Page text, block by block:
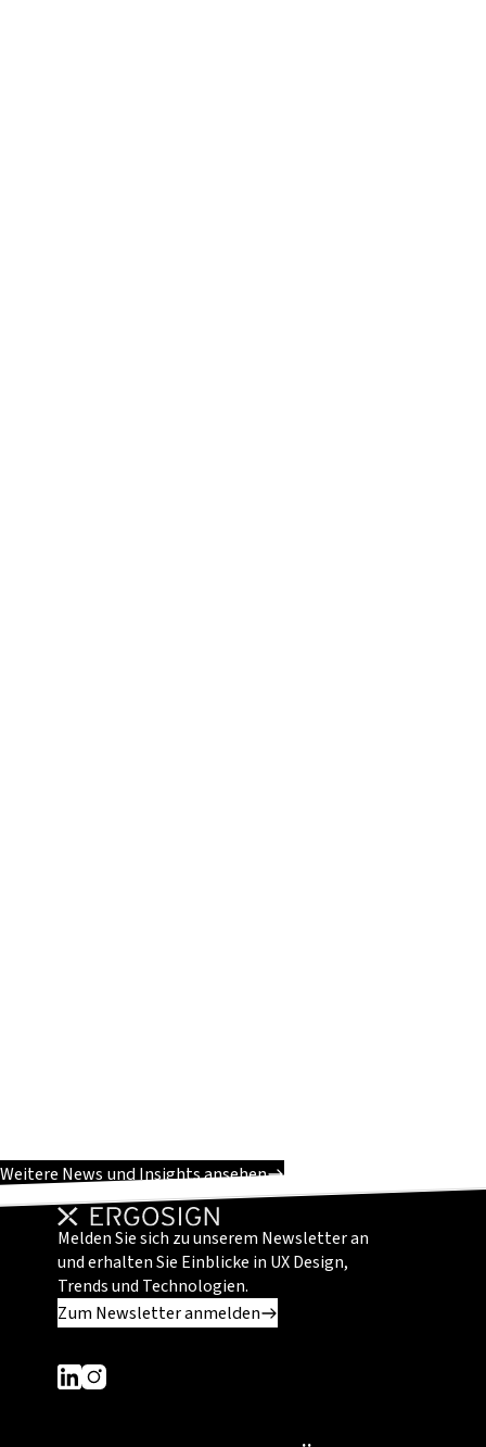
Weitere News und Insights ansehen
Melden Sie sich zu unserem Newsletter an
und erhalten Sie Einblicke in UX Design,
Trends und Technologien.
Zum Newsletter anmelden
Dieser Link führt zu einer externen Seite
Dieser Link führt zu einer externen Seite